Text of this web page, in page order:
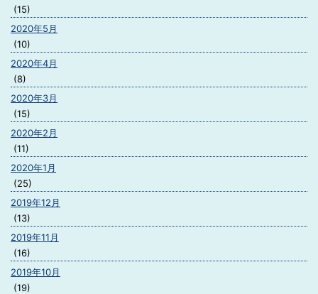
(15)
2020年5月
(10)
2020年4月
(8)
2020年3月
(15)
2020年2月
(11)
2020年1月
(25)
2019年12月
(13)
2019年11月
(16)
2019年10月
(19)